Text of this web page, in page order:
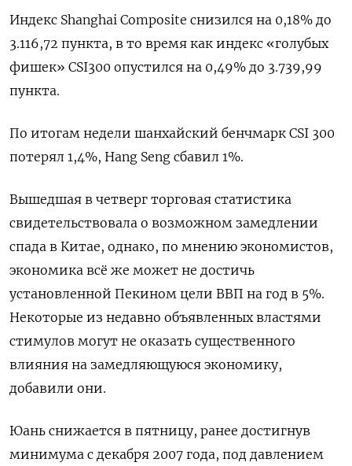
Индекс Shanghai Composite снизился на 0,18% до
3.116,72 пункта, в то время как индекс «голубых
фишек» CSI300 опустился на 0,49% до 3.739,99
пункта.
По итогам недели шанхайский бенчмарк CSI 300
потерял 1,4%, Hang Seng сбавил 1%.
Вышедшая в четверг торговая статистика
свидетельствовала о возможном замедлении
спада в Китае, однако, по мнению экономистов,
экономика всё же может не достичь
установленной Пекином цели ВВП на год в 5%.
Некоторые из недавно объявленных властями
стимулов могут не оказать существенного
влияния на замедляющуюся экономику,
добавили они.
Юань снижается в пятницу, ранее достигнув
минимума с декабря 2007 года, под давлением